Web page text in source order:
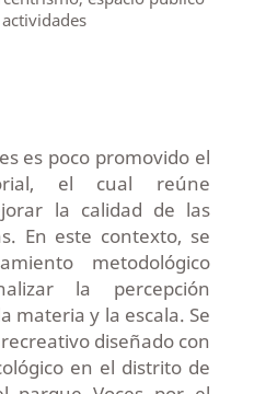
es poco promovido el
el cual reúne
la calidad de las
En este contexto, se
metodológico
la percepción
materia y la escala. Se
diseñado con
en el distrito de